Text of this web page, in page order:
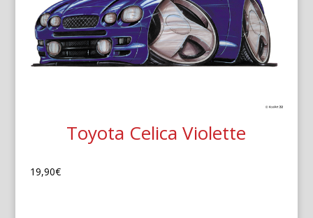
Toyota Celica Violette
19,90€